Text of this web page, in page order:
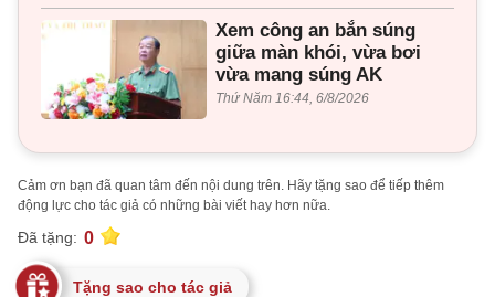
Xem công an bắn súng
giữa màn khói, vừa bơi
vừa mang súng AK
Thứ Năm 16:44, 6/8/2026
Cảm ơn bạn đã quan tâm đến nội dung trên. Hãy tặng sao để tiếp thêm
động lực cho tác giả có những bài viết hay hơn nữa.
Đã tặng: 0
Tặng sao cho tác giả